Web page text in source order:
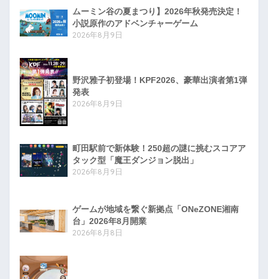
ムーミン谷の夏まつり】2026年秋発売決定！
小説原作のアドベンチャーゲーム
2026年8月9日
野沢雅子初登場！KPF2026、豪華出演者第1弾
発表
2026年8月9日
町田駅前で新体験！250超の謎に挑むスコアア
タック型「魔王ダンジョン脱出」
2026年8月9日
ゲームが地域を繋ぐ新拠点「ONeZONE湘南
台」2026年8月開業
2026年8月8日